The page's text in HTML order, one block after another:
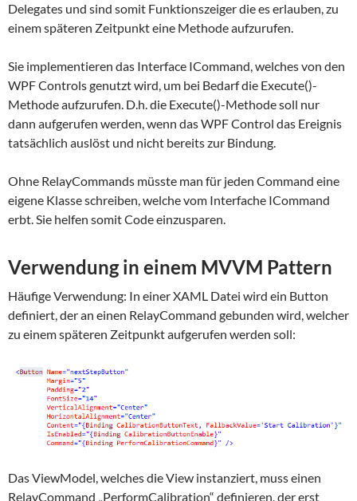
Delegates und sind somit Funktionszeiger die es erlauben, zu
einem späteren Zeitpunkt eine Methode aufzurufen.
Sie implementieren das Interface ICommand, welches von den
WPF Controls genutzt wird, um bei Bedarf die Execute()-
Methode aufzurufen. D.h. die Execute()-Methode soll nur
dann aufgerufen werden, wenn das WPF Control das Ereignis
tatsächlich auslöst und nicht bereits zur Bindung.
Ohne RelayCommands müsste man für jeden Command eine
eigene Klasse schreiben, welche vom Interfache ICommand
erbt. Sie helfen somit Code einzusparen.
Verwendung in einem MVVM Pattern
Häufige Verwendung: In einer XAML Datei wird ein Button
definiert, der an einen RelayCommand gebunden wird, welcher
zu einem späteren Zeitpunkt aufgerufen werden soll:
Das ViewModel, welches die View instanziert, muss einen
RelayCommand „PerformCalibration“ definieren, der erst